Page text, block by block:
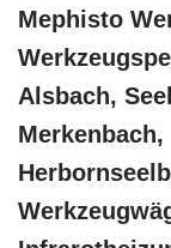
Mephisto
Alsbach,